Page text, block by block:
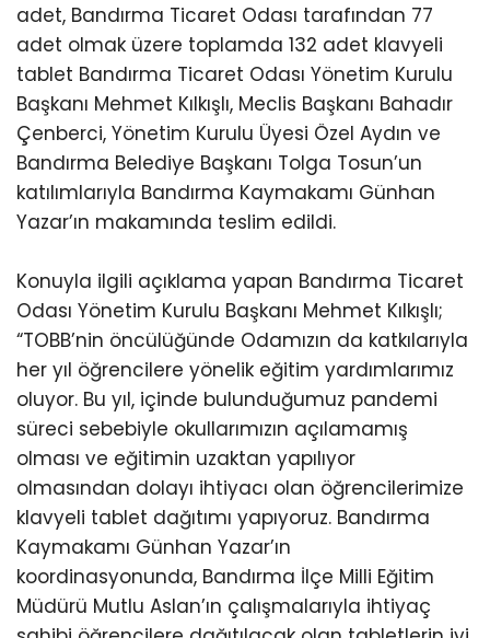
adet, Bandırma Ticaret Odası tarafından 77
adet olmak üzere toplamda 132 adet klavyeli
tablet Bandırma Ticaret Odası Yönetim Kurulu
Başkanı Mehmet Kılkışlı, Meclis Başkanı Bahadır
Çenberci, Yönetim Kurulu Üyesi Özel Aydın ve
Bandırma Belediye Başkanı Tolga Tosun’un
katılımlarıyla Bandırma Kaymakamı Günhan
Yazar’ın makamında teslim edildi.
Konuyla ilgili açıklama yapan Bandırma Ticaret
Odası Yönetim Kurulu Başkanı Mehmet Kılkışlı;
“TOBB’nin öncülüğünde Odamızın da katkılarıyla
her yıl öğrencilere yönelik eğitim yardımlarımız
oluyor. Bu yıl, içinde bulunduğumuz pandemi
süreci sebebiyle okullarımızın açılamamış
olması ve eğitimin uzaktan yapılıyor
olmasından dolayı ihtiyacı olan öğrencilerimize
klavyeli tablet dağıtımı yapıyoruz. Bandırma
Kaymakamı Günhan Yazar’ın
koordinasyonunda, Bandırma İlçe Milli Eğitim
Müdürü Mutlu Aslan’ın çalışmalarıyla ihtiyaç